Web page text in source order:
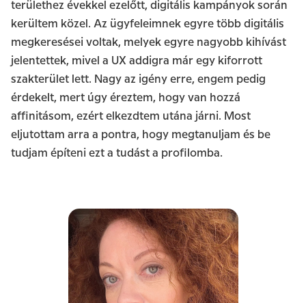
területhez évekkel ezelőtt, digitális kampányok során
kerültem közel. Az ügyfeleimnek egyre több digitális
megkeresései voltak, melyek egyre nagyobb kihívást
jelentettek, mivel a UX addigra már egy kiforrott
szakterület lett. Nagy az igény erre, engem pedig
érdekelt, mert úgy éreztem, hogy van hozzá
affinitásom, ezért elkezdtem utána járni. Most
eljutottam arra a pontra, hogy megtanuljam és be
tudjam építeni ezt a tudást a profilomba.